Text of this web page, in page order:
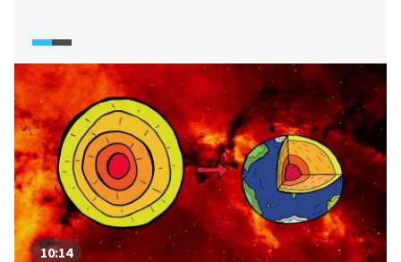
siřičitého. Po změření koncentrace oxidu siřičitého
mohou vědci předpovědět, kolik magmatu se dere
na povrch, tedy jak blízká je erupce. Jak tyto údaje vědci
měří?
10:14